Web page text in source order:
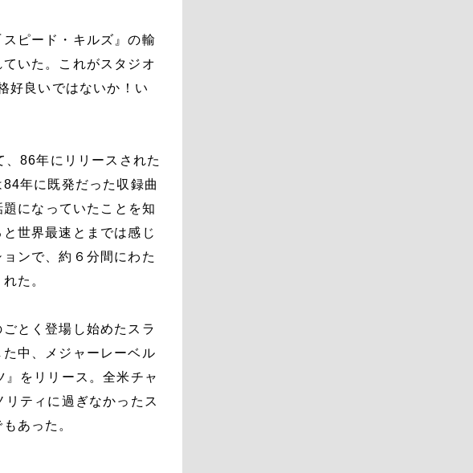
ピード・キルズ』の輸
いた。これがスタジオ
好良いではないか！い
86年にリリースされた
年に既発だった収録曲
題になっていたことを知
世界最速とまでは感じ
ンで、約６分間にわた
た。
とく登場し始めたスラ
中、メジャーレーベル
をリリース。全米チャ
ティに過ぎなかったス
あった。